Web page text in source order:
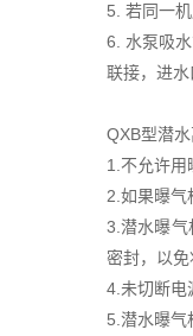
5. 若同一
6. 水泵吸
联接，进
QXB型潜
1.不允许用
2.如果曝
3.潜水曝气
密封，以
4.未切断电
5.潜水曝气